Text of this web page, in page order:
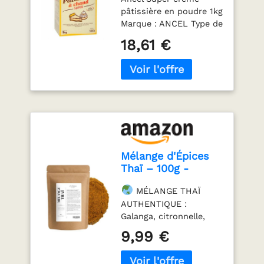
reste moelleuse.
Polyvalence: Compatible
avec la marque Dr.
Oetker et idéale pour
diverses recettes de
pâtisserie. Nouvelle
Formule: Goût moins
sucré pour une saveur
pâtissière en poudre 1kg
Marque : ANCEL Type de
18,61 €
Mélange d'Épices
Thaï – 100g -
Authentiques de la
Cuisine
Thaïlandaise -
Notes Épicées,
Citronnées &
Parfumées – Idéal
MÉLANGE THAÏ
AUTHENTIQUE :
Galanga, citronnelle,
épices sélectionnées.
Composition
9,99 €